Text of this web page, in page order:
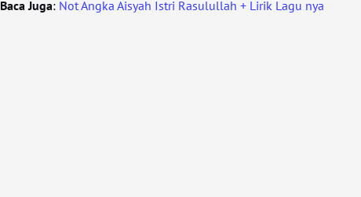
Baca Juga: Not Angka Aisyah Istri Rasulullah + Lirik Lagu nya